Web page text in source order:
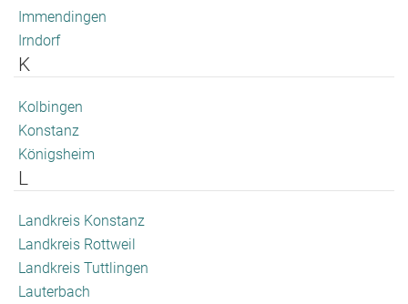
Immendingen
Irndorf
K
Kolbingen
Konstanz
Königsheim
L
Landkreis Konstanz
Landkreis Rottweil
Landkreis Tuttlingen
Lauterbach